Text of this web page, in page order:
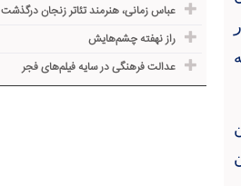
عباس زمانی، هنرمند تئاتر زنجان درگذشت
راز نهفته چشم‌هایش
عدالت فرهنگی در سایه فیلم‌های فجر